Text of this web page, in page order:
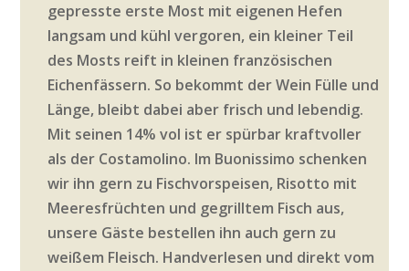
gepresste erste Most mit eigenen Hefen
langsam und kühl vergoren, ein kleiner Teil
des Mosts reift in kleinen französischen
Eichenfässern. So bekommt der Wein Fülle und
Länge, bleibt dabei aber frisch und lebendig.
Mit seinen 14% vol ist er spürbar kraftvoller
als der Costamolino. Im Buonissimo schenken
wir ihn gern zu Fischvorspeisen, Risotto mit
Meeresfrüchten und gegrilltem Fisch aus,
unsere Gäste bestellen ihn auch gern zu
weißem Fleisch. Handverlesen und direkt vom